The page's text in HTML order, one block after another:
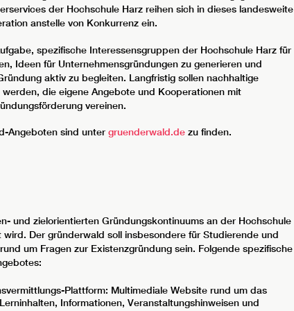
der Hochschule Harz reihen sich in dieses landesweite
anstelle von Konkurrenz ein.
spezifische Interessensgruppen der Hochschule Harz für
Ideen für Unternehmensgründungen zu generieren und
aktiv zu begleiten. Langfristig sollen nachhaltige
die eigene Angebote und Kooperationen mit
vereinen.
Angeboten sind unter gruenderwald.de zu finden.
und zielorientierten Gründungskontinuums an der Hochschule
Der gründerwald soll insbesondere für Studierende und
um Fragen zur Existenzgründung sein. Folgende spezifische
Plattform: Multimediale Website rund um das
Informationen, Veranstaltungshinweisen und